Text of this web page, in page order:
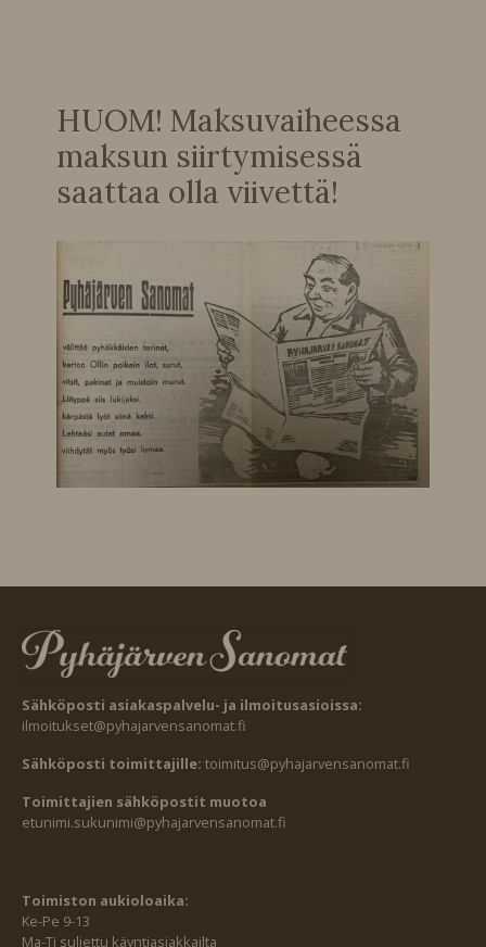
HUOM! Maksuvaiheessa
maksun siirtymisessä
saattaa olla viivettä!
Sähköposti asiakaspalvelu- ja ilmoitusasioissa:
ilmoitukset@pyhajarvensanomat.fi
Sähköposti toimittajille: toimitus@pyhajarvensanomat.fi
Toimittajien sähköpostit muotoa
etunimi.sukunimi@pyhajarvensanomat.fi
Toimiston aukioloaika:
Ke-Pe 9-13
Ma-Ti suljettu käyntiasiakkailta